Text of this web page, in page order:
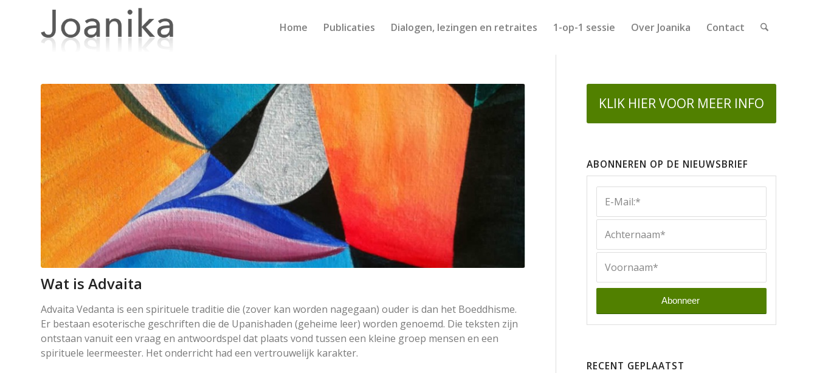
Home Publicaties Dialogen, lezingen en retraites 1-op-1 sessie Over Joanika Contact
Wat is Advaita
Advaita Vedanta is een spirituele traditie die (zover kan worden nagegaan) ouder is dan het Boeddhisme.
Er bestaan esoterische geschriften die de Upanishaden (geheime leer) worden genoemd. Die teksten zijn
ontstaan vanuit een vraag en antwoordspel dat plaats vond tussen een kleine groep mensen en een
spirituele leermeester. Het onderricht had een vertrouwelijk karakter.
KLIK HIER VOOR MEER INFO
ABONNEREN OP DE NIEUWSBRIEF
RECENT GEPLAATST